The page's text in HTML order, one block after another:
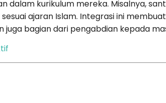
dalam kurikulum mereka. Misalnya,
ajaran Islam. Integrasi ini
bagian dari pengabdian kepada